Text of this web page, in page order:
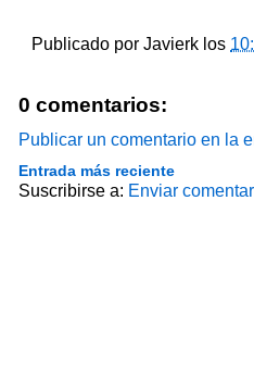
Publicado por Javierk los
0 comentarios:
Publicar un comentario en la
Entrada más reciente
Suscribirse a: Enviar